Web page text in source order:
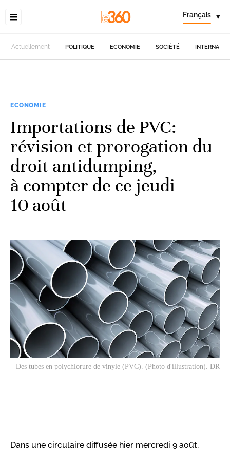
Français ▾
Actuellement POLITIQUE ECONOMIE SOCIÉTÉ
ECONOMIE
Importations de PVC:
révision et prorogation du
droit antidumping,
à compter de ce jeudi
10 août
Des tubes en polychlorure de vinyle (PVC). (Photo d'illustration). DR
Dans une circulaire diffusée hier mercredi 9 août,